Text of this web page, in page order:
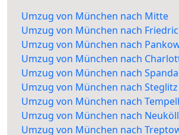
Umzug von München nach Mitte
Umzug von München nach
Umzug von München nach
Umzug von München nach
Umzug von München nach
Umzug von München nach Steglitz
Umzug von München nach
Umzug von München nach
Umzug von München nach